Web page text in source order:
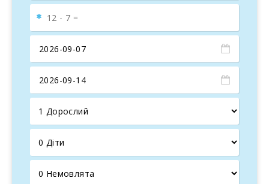
затишну атмосферу для комфортного відпочинку.
Вілла Korema розташована між традиційним селищем
S’Horta та чарівним рибальським портом Portocolom.
Поблизу ви знайдете бухти Cala sa Nau, Cala Mitjana та
Cala Marçal, а також ресторани, магазини та
ексклюзивну марину Cala D’Or. Відомий монастир Sant
Salvador та гольф-клуб Vall d’Or розташовані лише за
кілька хвилин їзди.
Villa Korema пропонує найкраще з Майорки для
розкішного та спокійного відпочинку серед природи!